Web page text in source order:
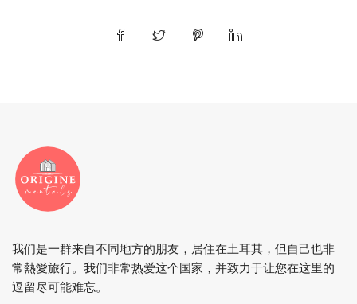
我们是一群来自不同地方的朋友，居住在土耳其，但自己也非
常熱愛旅行。我们非常热爱这个国家，并致力于让您在这里的
逗留尽可能难忘。